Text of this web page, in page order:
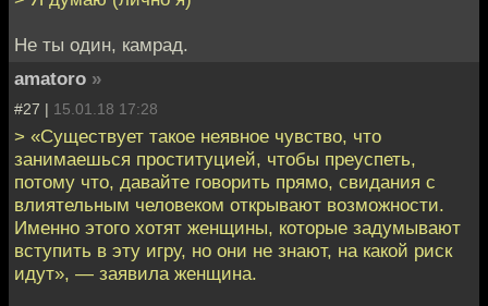
Не ты один, камрад.
amatoro »
#27 | 15.01.18 17:28
> «Существует такое неявное чувство, что
занимаешься проституцией, чтобы преуспеть,
потому что, давайте говорить прямо, свидания с
влиятельным человеком открывают возможности.
Именно этого хотят женщины, которые задумывают
вступить в эту игру, но они не знают, на какой риск
идут», — заявила женщина.